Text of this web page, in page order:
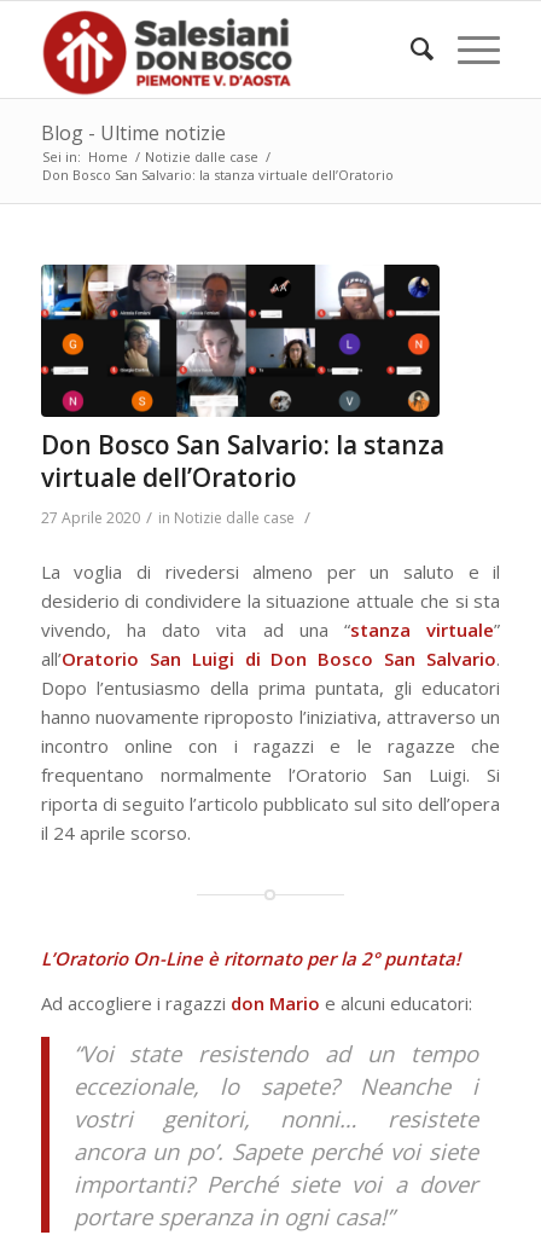
Blog - Ultime notizie
Sei in: Home / Notizie dalle case /
Don Bosco San Salvario: la stanza virtuale dell’Oratorio
Don Bosco San Salvario: la stanza
virtuale dell’Oratorio
27 Aprile 2020 / in Notizie dalle case /
La voglia di rivedersi almeno per un saluto e il
desiderio di condividere la situazione attuale che si sta
vivendo, ha dato vita ad una “stanza virtuale”
all’Oratorio San Luigi di Don Bosco San Salvario.
Dopo l’entusiasmo della prima puntata, gli educatori
hanno nuovamente riproposto l’iniziativa, attraverso un
incontro online con i ragazzi e le ragazze che
frequentano normalmente l’Oratorio San Luigi. Si
riporta di seguito l’articolo pubblicato sul sito dell’opera
il 24 aprile scorso.
L’Oratorio On-Line è ritornato per la 2° puntata!
Ad accogliere i ragazzi don Mario e alcuni educatori:
“Voi state resistendo ad un tempo
eccezionale, lo sapete? Neanche i
vostri genitori, nonni… resistete
ancora un po’. Sapete perché voi siete
importanti? Perché siete voi a dover
portare speranza in ogni casa!”